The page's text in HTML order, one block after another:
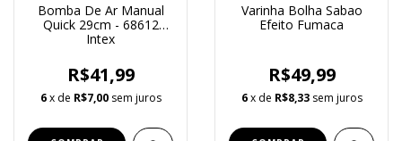
Bomba De Ar Manual
Quick 29cm - 68612
Intex
R$41,99
6 x de R$7,00 sem juros
Varinha Bolha Sabao
Efeito Fumaca
R$49,99
6 x de R$8,33 sem juros